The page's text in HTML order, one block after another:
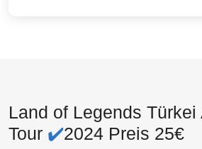
Land of Legends
Tour ✔️2024 Preis 25€